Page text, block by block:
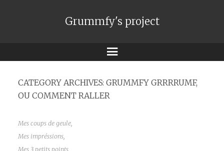
Grummfy's project
Menu
CATEGORY ARCHIVES: GRUMMFY GRRRRUMF,
OU COMMENT RALLER
Mes coups de geule,
Mes impréssions,
Mes 3 petits points